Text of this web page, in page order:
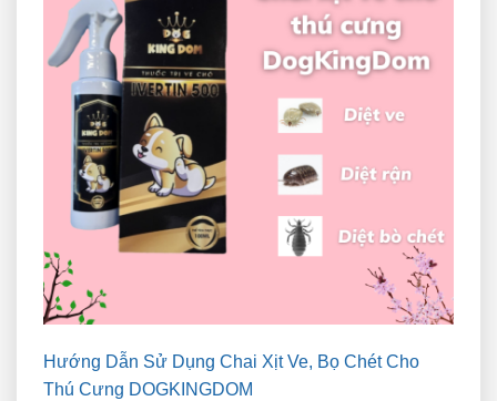
Hướng Dẫn Sử Dụng Chai Xịt Ve, Bọ Chét Cho
Thú Cưng DOGKINGDOM